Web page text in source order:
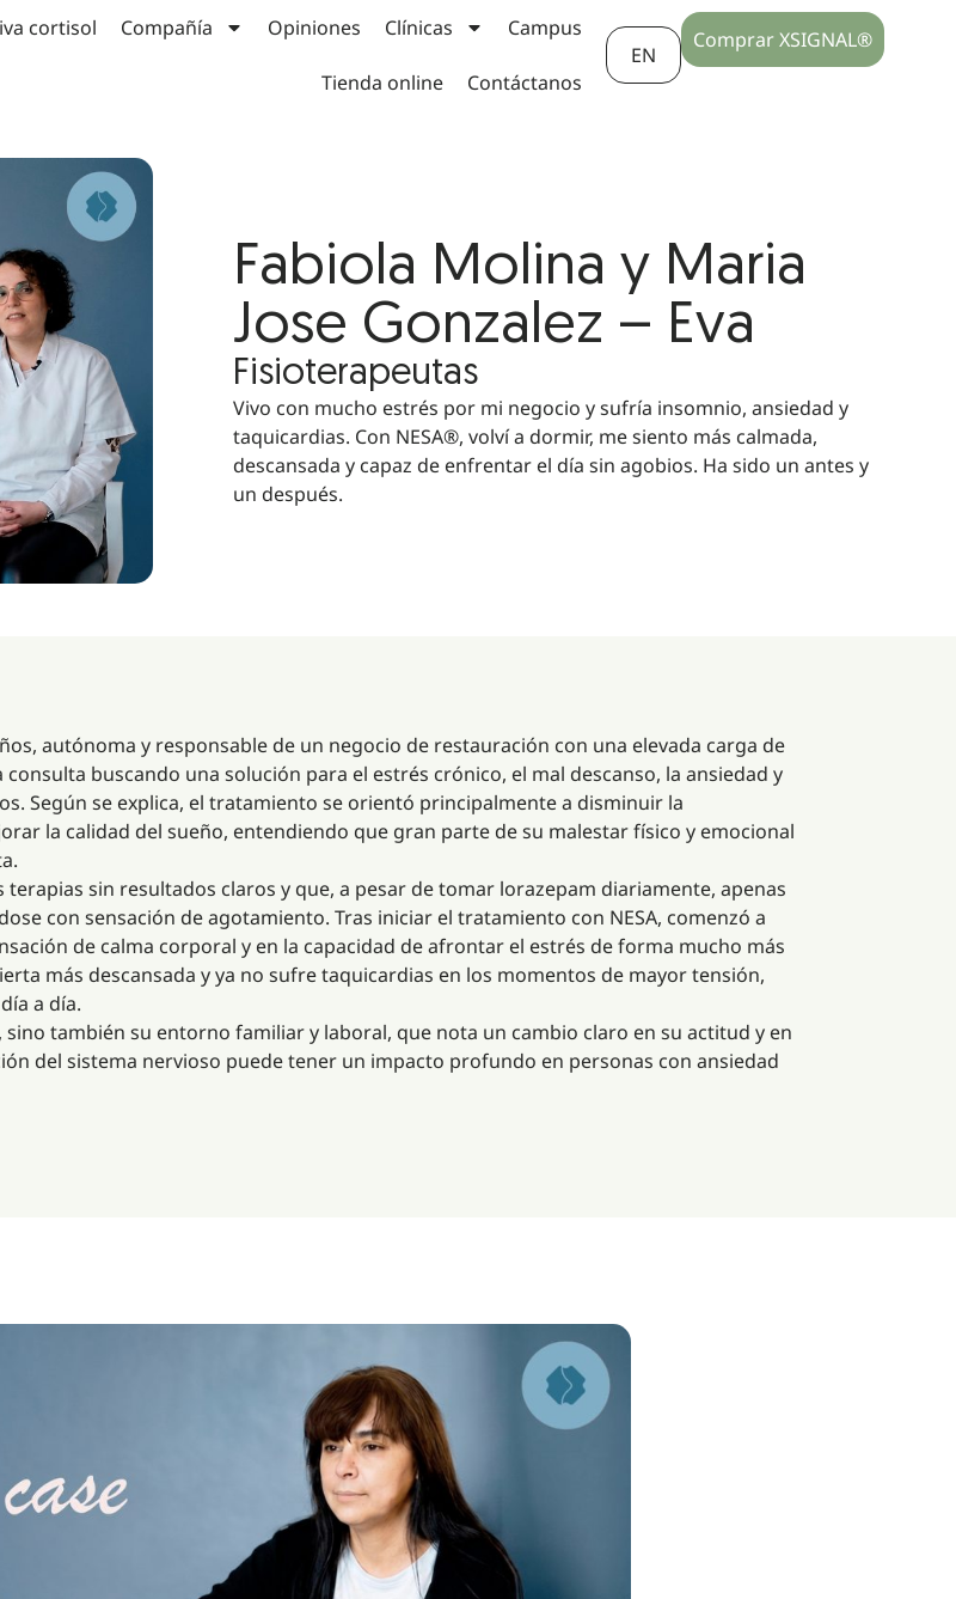
cortisol Compañía Opiniones Clínicas Campus
Tienda online Contáctanos
EN
Comprar XSIGNAL®
Fabiola Molina y Maria
Jose Gonzalez – Eva
Fisioterapeutas
Vivo con mucho estrés por mi negocio y sufría insomnio, ansiedad y
taquicardias. Con NESA®, volví a dormir, me siento más calmada,
descansada y capaz de enfrentar el día sin agobios. Ha sido un antes y
un después.
autónoma y responsable de un negocio de restauración con una elevada carga de
buscando una solución para el estrés crónico, el mal descanso, la ansiedad y
Según se explica, el tratamiento se orientó principalmente a disminuir la
la calidad del sueño, entendiendo que gran parte de su malestar físico y emocional
sin resultados claros y que, a pesar de tomar lorazepam diariamente, apenas
con sensación de agotamiento. Tras iniciar el tratamiento con NESA, comenzó a
de calma corporal y en la capacidad de afrontar el estrés de forma mucho más
más descansada y ya no sufre taquicardias en los momentos de mayor tensión,
a día.
también su entorno familiar y laboral, que nota un cambio claro en su actitud y en
del sistema nervioso puede tener un impacto profundo en personas con ansiedad